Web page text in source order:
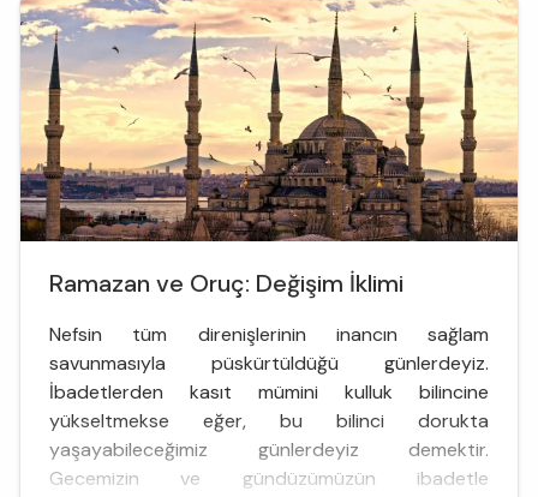
şartıyla beddua etmenin caiz ve geçerli olduğunu
gösteren ayet ve hadisler var...
Ramazan ve Oruç: Değişim İklimi
Nefsin tüm direnişlerinin inancın sağlam
savunmasıyla püskürtüldüğü günlerdeyiz.
İbadetlerden kasıt mümini kulluk bilincine
yükseltmekse eğer, bu bilinci dorukta
yaşayabileceğimiz günlerdeyiz demektir.
Gecemizin ve gündüzümüzün ibadetle